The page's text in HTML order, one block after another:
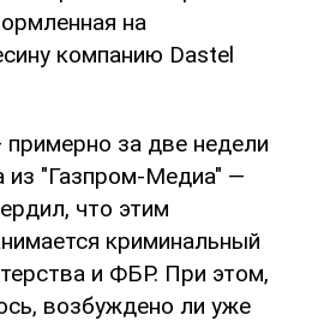
на
компанию Dastel
за две недели
из "Газпром-Медиа" —
что этим
криминальный
и ФБР. При этом,
возбуждено ли уже